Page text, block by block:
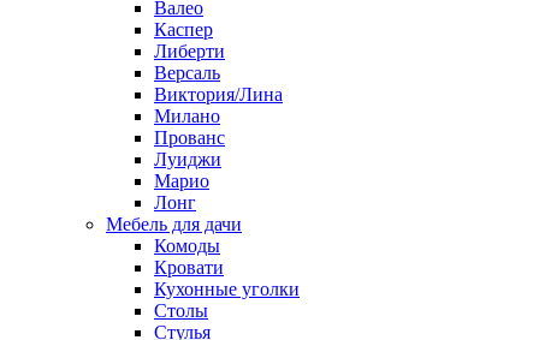
Валео
Каспер
Либерти
Версаль
Виктория/Лина
Милано
Прованс
Луиджи
Марио
Лонг
Мебель для дачи
Комоды
Кровати
Кухонные уголки
Столы
Стулья